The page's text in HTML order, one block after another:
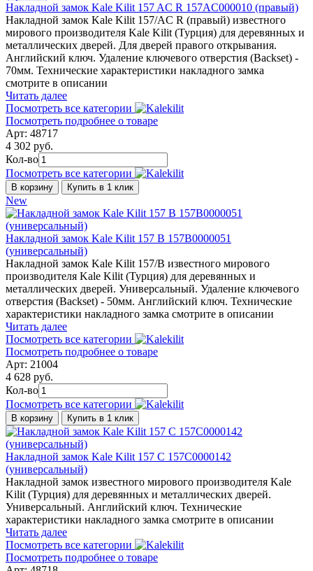
Накладной замок Kale Kilit 157 AC R 157AC000010 (правый)
Накладной замок Kale Kilit 157/AC R (правый) известного
мирового производителя Kale Kilit (Турция) для деревянных и
металлических дверей. Для дверей правого открывания.
Английский ключ. Удаление ключевого отверстия (Backset) -
70мм. Технические характеристики накладного замка
смотрите в описании
Читать далее
Посмотреть все категории
Посмотреть подробнее о товаре
Арт: 48717
4 302 руб.
Кол-во
Посмотреть все категории
В корзину Купить в 1 клик
New
Накладной замок Kale Kilit 157 B 157B0000051
(универсальный)
Накладной замок Kale Kilit 157/B известного мирового
производителя Kale Kilit (Турция) для деревянных и
металлических дверей. Универсальный. Удаление ключевого
отверстия (Backset) - 50мм. Английский ключ. Технические
характеристики накладного замка смотрите в описании
Читать далее
Посмотреть все категории
Посмотреть подробнее о товаре
Арт: 21004
4 628 руб.
Кол-во
Посмотреть все категории
В корзину Купить в 1 клик
Накладной замок Kale Kilit 157 C 157C0000142
(универсальный)
Накладной замок известного мирового производителя Kale
Kilit (Турция) для деревянных и металлических дверей.
Универсальный. Английский ключ. Технические
характеристики накладного замка смотрите в описании
Читать далее
Посмотреть все категории
Посмотреть подробнее о товаре